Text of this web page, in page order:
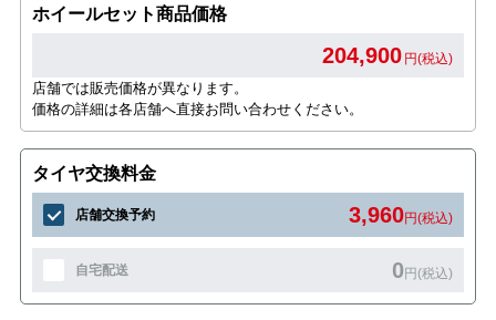
ホイールセット商品価格
204,900 円(税込)
店舗では販売価格が異なります。
価格の詳細は各店舗へ直接お問い合わせください。
タイヤ交換料金
店舗交換予約 3,960円(税込)
自宅配送 0円(税込)